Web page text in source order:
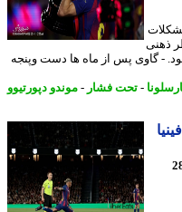
پس از ماه ها دست وپنجه
-تحت فشار-موندو دپورتیوو